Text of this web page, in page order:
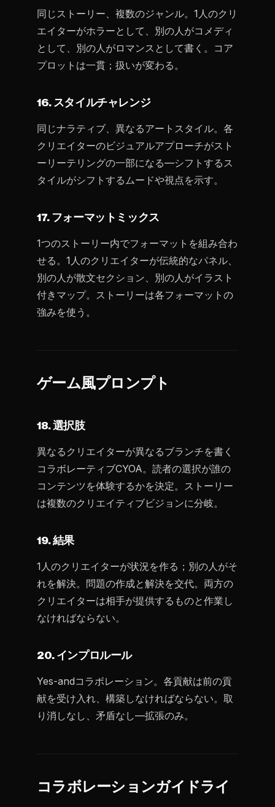
同じストーリー、複数のジャンル。1人のクリ
エイターがホラーとして、別の人がコメディ
として、別の人がロマンスとして書く。コア
プロットは一貫；扱いが変わる。
16. スタイルチャレンジ
同じナラティブ、異なるアートスタイル。各
クリエイターのビジュアルアプローチがスト
ーリーテリングの一部になる—シフトするス
タイルがシフトするムードや視点を示す。
17. フォーマットミックス
1つのストーリー内でフォーマットを組み合わ
せる。1人のクリエイターが伝統的なパネル、
別の人が散文セクション、別の人がイラスト
付きマップ。ストーリーは各フォーマットの
強みを使う。
ゲーム風プロンプト
18. 選択肢
異なるクリエイターが異なるブランチを書く
コラボレーティブCYOA。読者の選択が誰の
コンテンツを体験するかを決定。ストーリー
は複数のクリエイティブビジョンに分岐。
19. 結果
1人のクリエイターが状況を作る；別の人がそ
れを解決。問題の作成と解決を交代。両方の
クリエイターは相手が提供するものと作業し
なければならない。
20. インプロルール
Yes-andコラボレーション。各貢献は前の貢
献を受け入れ、構築しなければならない。取
り消しなし、矛盾なし—拡張のみ。
コラボレーションガイドライ